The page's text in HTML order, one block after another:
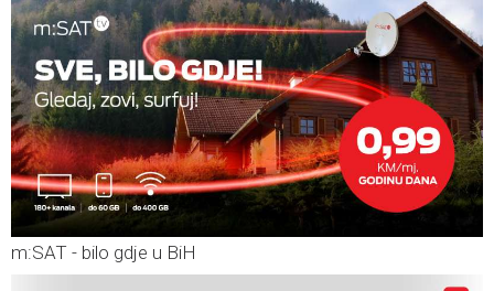
m:SAT - bilo gdje u BiH